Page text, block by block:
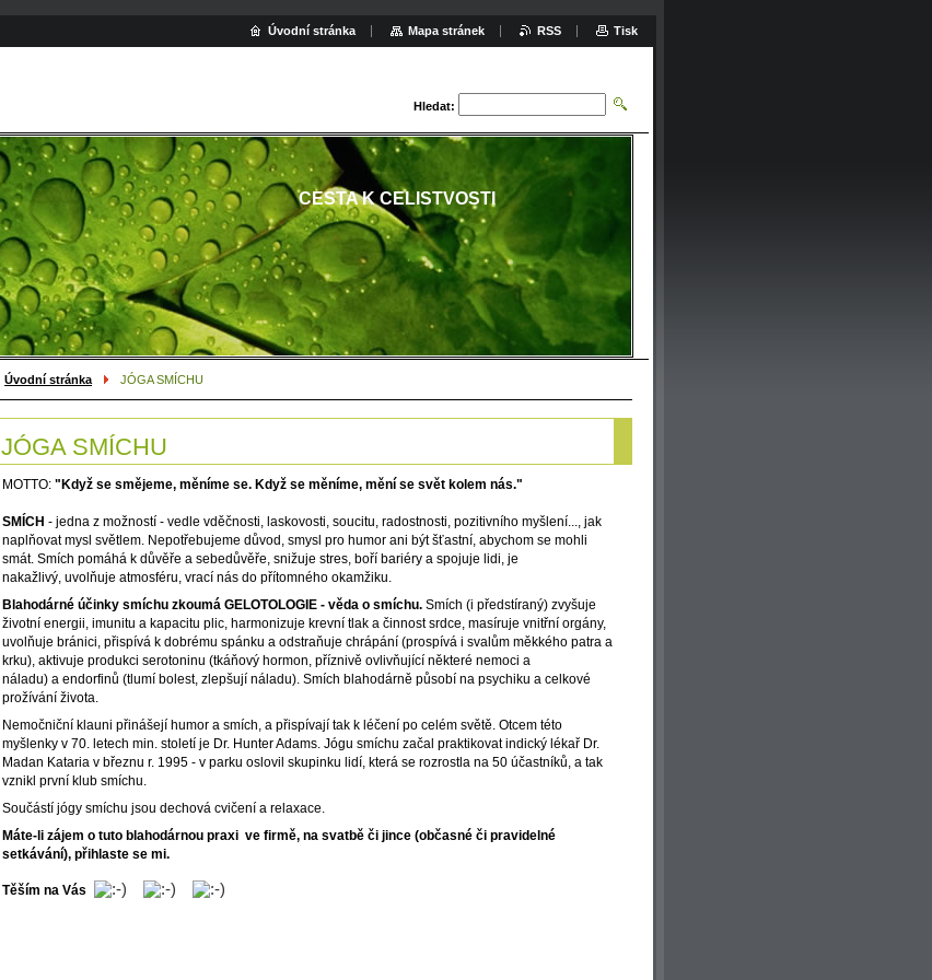
Hledat:
CESTA K CELISTVOSTI
Úvodní stránka JÓGA SMÍCHU
JÓGA SMÍCHU
MOTTO: "Když se smějeme, měníme se. Když se měníme, mění se svět kolem nás."
SMÍCH - jedna z možností - vedle vděčnosti, laskovosti, soucitu, radostnosti, pozitivního myšlení..., jak
naplňovat mysl světlem. Nepotřebujeme důvod, smysl pro humor ani být šťastní, abychom se mohli
smát. Smích pomáhá k důvěře a sebedůvěře, snižuje stres, boří bariéry a spojuje lidi, je
nakažlivý, uvolňuje atmosféru, vrací nás do přítomného okamžiku.
Blahodárné účinky smíchu zkoumá GELOTOLOGIE - věda o smíchu. Smích (i předstíraný) zvyšuje
životní energii, imunitu a kapacitu plic, harmonizuje krevní tlak a činnost srdce, masíruje vnitřní orgány,
uvolňuje bránici, přispívá k dobrému spánku a odstraňuje chrápání (prospívá i svalům měkkého patra a
krku), aktivuje produkci serotoninu (tkáňový hormon, příznivě ovlivňující některé nemoci a
náladu) a endorfinů (tlumí bolest, zlepšují náladu). Smích blahodárně působí na psychiku a celkové
prožívání života.
Nemočniční klauni přinášejí humor a smích, a přispívají tak k léčení po celém světě. Otcem této
myšlenky v 70. letech min. století je Dr. Hunter Adams. Jógu smíchu začal praktikovat indický lékař Dr.
Madan Kataria v březnu r. 1995 - v parku oslovil skupinku lidí, která se rozrostla na 50 účastníků, a tak
vznikl první klub smíchu.
Součástí jógy smíchu jsou dechová cvičení a relaxace.
Máte-li zájem o tuto blahodárnou praxi ve firmě, na svatbě či jince (občasné či pravidelné
setkávání), přihlaste se mi.
Těším na Vás
Úvodní stránka Mapa stránek RSS Tisk